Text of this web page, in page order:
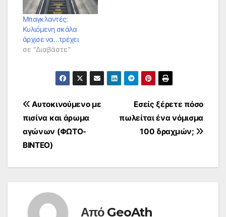
Μπαγκλαντές:
Κυλιόμενη σκάλα
άρχισε να…τρέχει
σε "Διαβάστε"
Πλοήγηση
άρθρων
Εσείς ξέρετε πόσο
πωλείται ένα νόμισμα
100 δραχμών;
Αυτοκινούμενο με
πισίνα και άρωμα
αγώνων (ΦΩΤΟ-
ΒΙΝΤΕΟ)
Από GeoAth